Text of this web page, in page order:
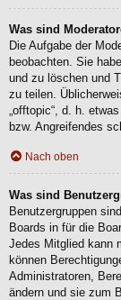
Was sind
Die Aufgabe der
beobachten. Sie
und zu löschen und
zu teilen.
„offtopic“, d. h.
bzw. Angreifendes
Nach oben
Was sind
Benutzergruppen
Boards in für die
Jedes Mitglied kann
können
Administratoren,
ändern und sie zum